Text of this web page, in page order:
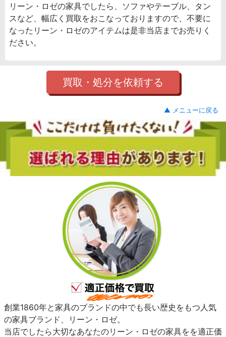
リーン・ロゼの家具でしたら、ソファやテーブル、タン
スなど、幅広く買取をおこなっておりますので、不要に
なったリーン・ロゼのアイテムは是非当店までお売りく
ださい。
買取・処分を依頼する
▲ メニューに戻る
創業1860年と家具のブランドの中でも長い歴史をもつ人気
の家具ブランド、リーン・ロゼ。
当店でしたら大切なあなたのリーン・ロゼの家具をを適正価